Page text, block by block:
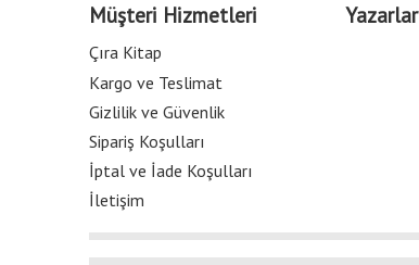
Müşteri Hizmetleri
Çıra Kitap
Kargo ve Teslimat
Gizlilik ve Güvenlik
Sipariş Koşulları
İptal ve İade Koşulları
İletişim
Yazarlar